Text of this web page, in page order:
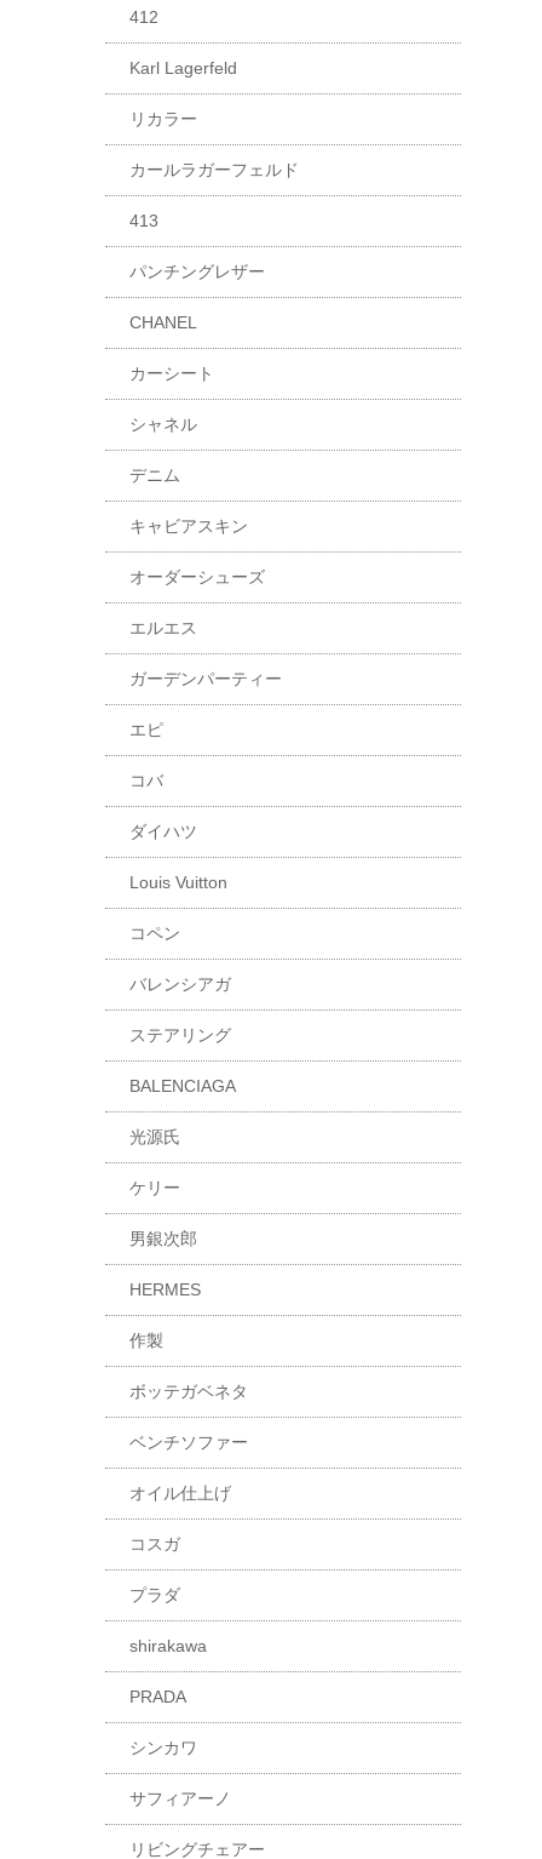
412
Karl Lagerfeld
リカラー
カールラガーフェルド
413
パンチングレザー
CHANEL
カーシート
シャネル
デニム
キャビアスキン
オーダーシューズ
エルエス
ガーデンパーティー
エピ
コバ
ダイハツ
Louis Vuitton
コペン
バレンシアガ
ステアリング
BALENCIAGA
光源氏
ケリー
男銀次郎
HERMES
作製
ボッテガベネタ
ベンチソファー
オイル仕上げ
コスガ
プラダ
shirakawa
PRADA
シンカワ
サフィアーノ
リビングチェアー